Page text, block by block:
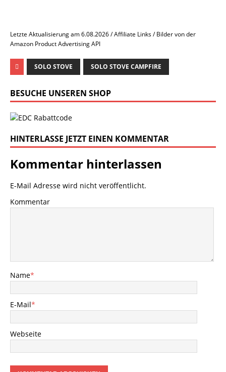
Letzte Aktualisierung am 6.08.2026 / Affiliate Links / Bilder von der
Amazon Product Advertising API
SOLO STOVE SOLO STOVE CAMPFIRE
BESUCHE UNSEREN SHOP
HINTERLASSE JETZT EINEN KOMMENTAR
Kommentar hinterlassen
E-Mail Adresse wird nicht veröffentlicht.
Kommentar
Name*
E-Mail*
Webseite